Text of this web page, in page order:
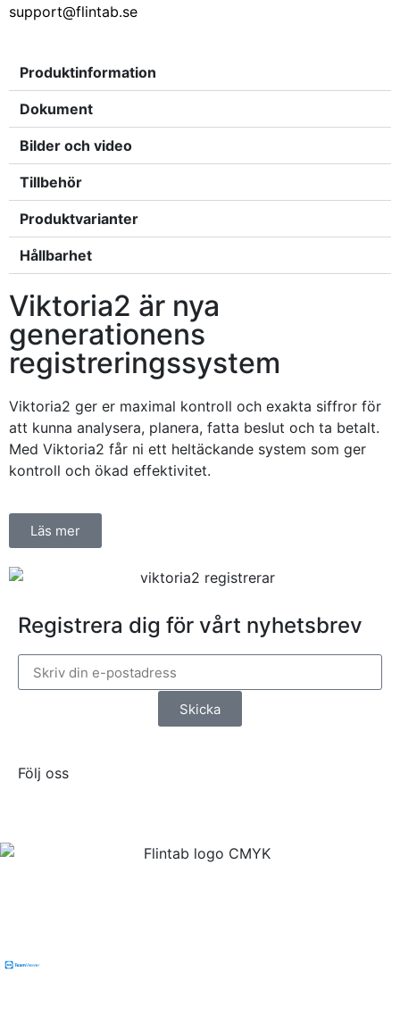
support@flintab.se
Produktinformation
Dokument
Bilder och video
Tillbehör
Produktvarianter
Hållbarhet
Viktoria2 är nya
generationens
registreringssystem
Viktoria2 ger er maximal kontroll och exakta siffror för
att kunna analysera, planera, fatta beslut och ta betalt.
Med Viktoria2 får ni ett heltäckande system som ger
kontroll och ökad effektivitet.
Läs mer
Registrera dig för vårt nyhetsbrev
Skicka
Följ oss